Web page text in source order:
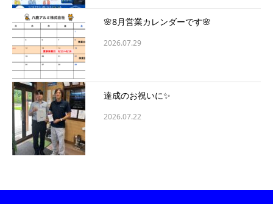
🌸8月営業カレンダーです🌸
2026.07.29
達成のお祝いに✨
2026.07.22